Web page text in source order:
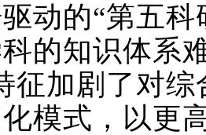
动的“第五
的知识体系
征加剧了对
模式，以更